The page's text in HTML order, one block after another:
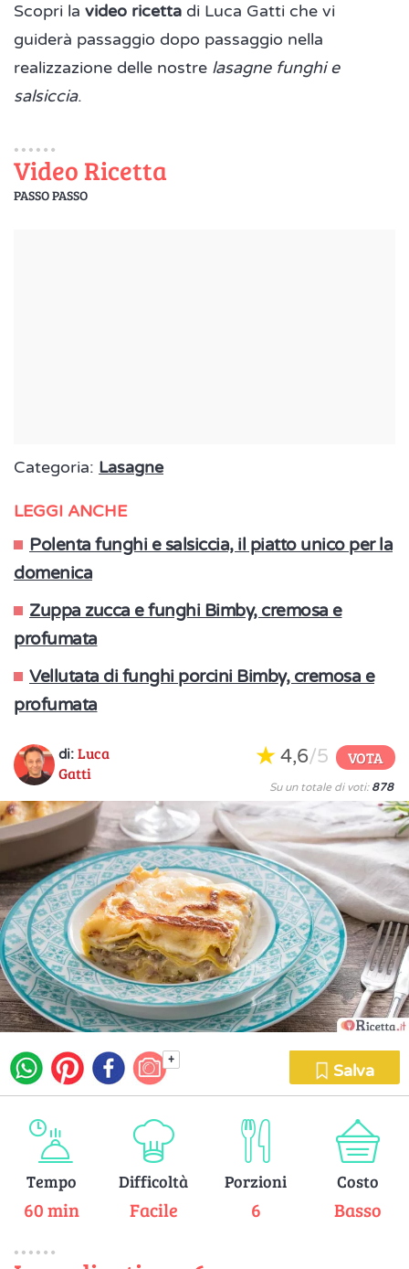
Scopri la video ricetta di Luca Gatti che vi
guiderà passaggio dopo passaggio nella
realizzazione delle nostre lasagne funghi e
salsiccia.
Video Ricetta
PASSO PASSO
Categoria: Lasagne
LEGGI ANCHE
Polenta funghi e salsiccia, il piatto unico per la
domenica
Zuppa zucca e funghi Bimby, cremosa e
profumata
Vellutata di funghi porcini Bimby, cremosa e
profumata
di: Luca
Gatti
4,6/5 VOTA
Su un totale di voti: 878
+
Salva
Tempo
60 min
Difficoltà
Facile
Porzioni
6
Costo
Basso